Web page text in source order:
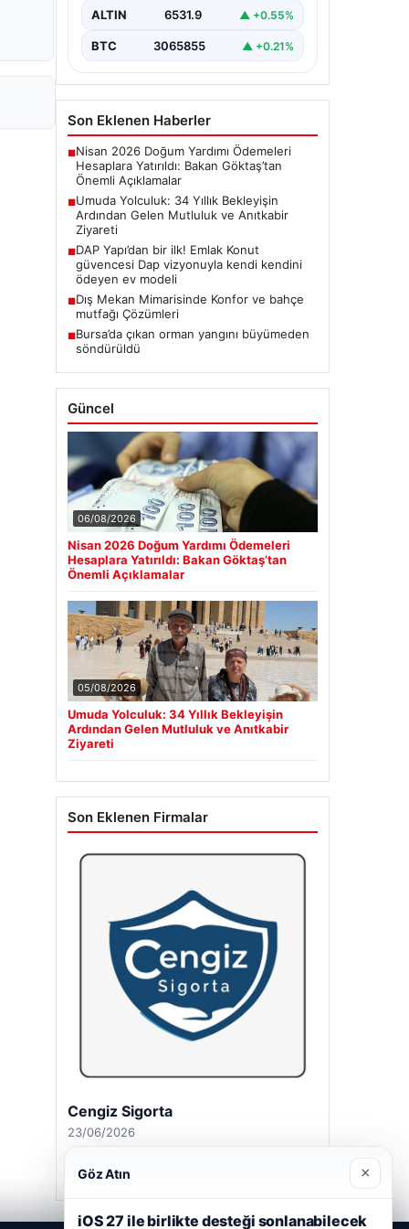
olma hayalini 34 yıl boyunca…
ALTIN 6531.9 ▲ +0.55%
BTC 3065855 ▲ +0.21%
Son Eklenen Haberler
■Nisan 2026 Doğum Yardımı Ödemeleri
Hesaplara Yatırıldı: Bakan Göktaş’tan
Önemli Açıklamalar
■Umuda Yolculuk: 34 Yıllık Bekleyişin
Ardından Gelen Mutluluk ve Anıtkabir
Ziyareti
■DAP Yapı’dan bir ilk! Emlak Konut
güvencesi Dap vizyonuyla kendi kendini
ödeyen ev modeli
■Dış Mekan Mimarisinde Konfor ve bahçe
mutfağı Çözümleri
■Bursa’da çıkan orman yangını büyümeden
söndürüldü
Güncel
06/08/2026
Nisan 2026 Doğum Yardımı Ödemeleri
Hesaplara Yatırıldı: Bakan Göktaş’tan
Önemli Açıklamalar
05/08/2026
Umuda Yolculuk: 34 Yıllık Bekleyişin
Ardından Gelen Mutluluk ve Anıtkabir
Ziyareti
Son Eklenen Firmalar
Cengiz Sigorta
23/06/2026
Göz Atın ×
iOS 27 ile birlikte desteği sonlanabilecek